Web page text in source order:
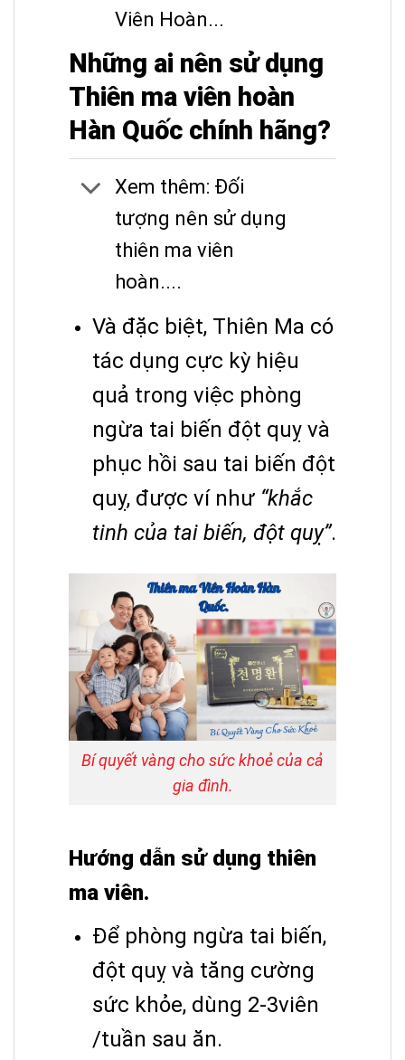
Viên Hoàn...
Những ai nên sử dụng
Thiên ma viên hoàn
Hàn Quốc chính hãng?
Xem thêm: Đối
tượng nên sử dụng
thiên ma viên
hoàn....
Và đặc biệt, Thiên Ma có
tác dụng cực kỳ hiệu
quả trong việc phòng
ngừa tai biến đột quỵ và
phục hồi sau tai biến đột
quỵ, được ví như “khắc
tinh của tai biến, đột quỵ”.
Bí quyết vàng cho sức khoẻ của cả
gia đình.
Hướng dẫn sử dụng thiên
ma viên.
Để phòng ngừa tai biến,
đột quỵ và tăng cường
sức khỏe, dùng 2-3viên
/tuần sau ăn.